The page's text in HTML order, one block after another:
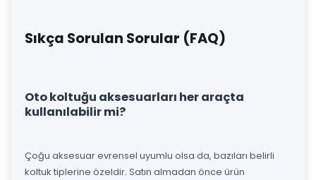
Sıkça Sorulan Sorular (FAQ)
Oto koltuğu aksesuarları her araçta
kullanılabilir mi?
Çoğu aksesuar evrensel uyumlu olsa da, bazıları belirli
koltuk tiplerine özeldir. Satın almadan önce ürün